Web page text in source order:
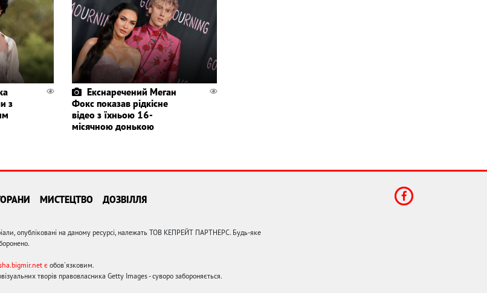
з
Екснаречений Меган
Фокс показав рідкісне
відео з їхньою 16-
місячною донькою
МИСТЕЦТВО ДОЗВІЛЛЯ
опубліковані на даному ресурсі, належать ТОВ КЕПРЕЙТ ПАРТНЕРС. Будь-яке
є обов'язковим.
творів правовласника Getty Images - суворо забороняється.